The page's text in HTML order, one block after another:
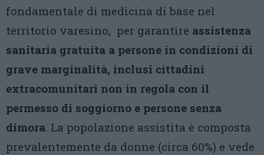
fondamentale di medicina di base nel
territorio varesino, per garantire assistenza
sanitaria gratuita a persone in condizioni di
grave marginalità, inclusi cittadini
extracomunitari non in regola con il
permesso di soggiorno e persone senza
dimora. La popolazione assistita è composta
prevalentemente da donne (circa 60%) e vede